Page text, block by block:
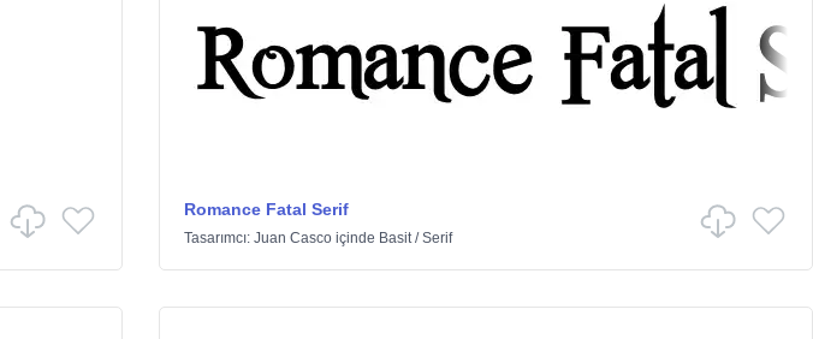
Romance Fatal Serif
Tasarımcı: Juan Cascoiçinde Basit/Serif